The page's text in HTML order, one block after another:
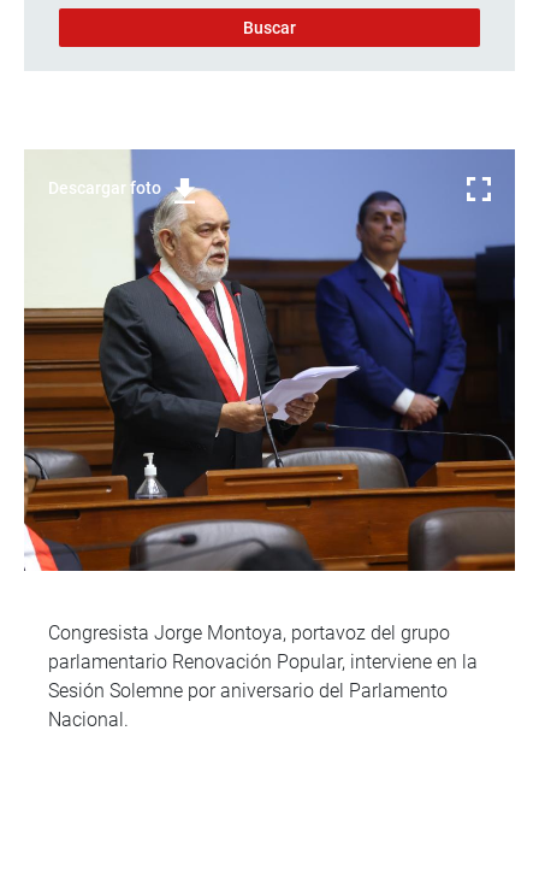
Descargar foto
Congresista Jorge Montoya, portavoz del grupo
parlamentario Renovación Popular, interviene en la
Sesión Solemne por aniversario del Parlamento
Nacional.